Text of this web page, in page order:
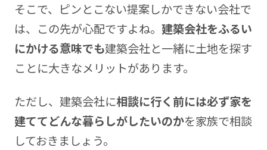
そこで、ピンとこない提案しかできない会社で
は、この先が心配ですよね。 建築会社をふるい
にかける意味でも建築会社と一緒に土地を探す
ことに大きなメリットがあります。
ただし、建築会社に相談に行く前には必ず家を
建ててどんな暮らしがしたいのかを家族で相談
しておきましょう。